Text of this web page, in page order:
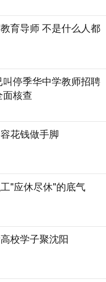
育导师 不是什么人都
叫停季华中学教师招聘
核查
花钱做手脚
"应休尽休"的底气
校学子聚沈阳